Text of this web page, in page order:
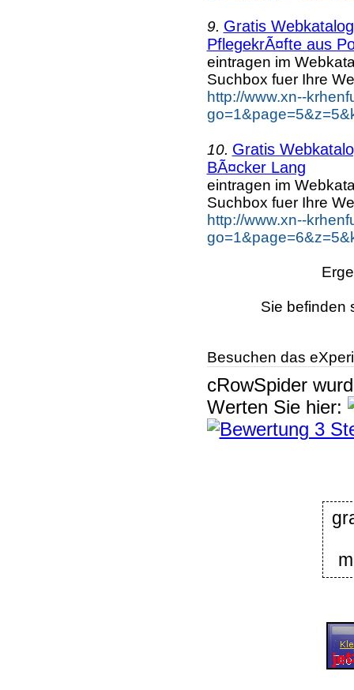
9. Gratis
PflegekrÃ¤fte aus
eintragen im
Suchbox fuer Ihre
http://www.xn--
10. Gratis
BÃ¤cker Lang
eintragen im
Suchbox fuer Ihre
http://www.xn--
Sie befinden
Besuchen das
cRowSpider
Werten Sie hier: